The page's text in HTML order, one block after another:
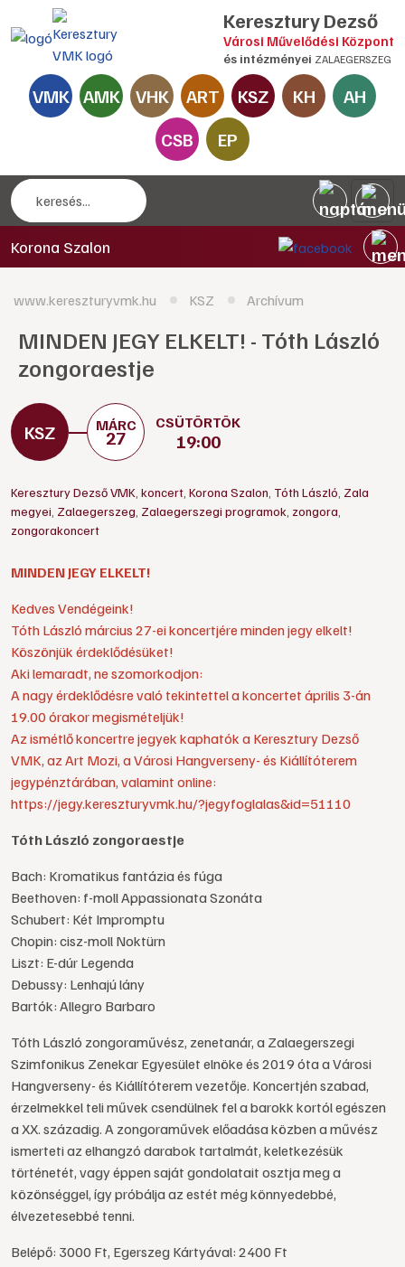
Keresztury Dezső
Városi Művelődési Központ
és intézményei ZALAEGERSZEG
VMK AMK VHK ART KSZ KH
AH
CSB
EP
Korona Szalon
www.kereszturyvmk.hu KSZ Archívum
MINDEN JEGY ELKELT! - Tóth László
zongoraestje
MÁRC
27
CSÜTÖRTÖK
19:00
Keresztury Dezső VMK koncert Korona Szalon Tóth László Zala
megyei Zalaegerszeg Zalaegerszegi programok zongora
zongorakoncert
MINDEN JEGY ELKELT!
Kedves Vendégeink!
Tóth László március 27-ei koncertjére minden jegy elkelt!
Köszönjük érdeklődésüket!
Aki lemaradt, ne szomorkodjon:
A nagy érdeklődésre való tekintettel a koncertet április 3-án
19.00 órakor megismételjük!
Az ismétlő koncertre jegyek kaphatók a Keresztury Dezső
VMK, az Art Mozi, a Városi Hangverseny- és Kiállítóterem
jegypénztárában, valamint online:
https://jegy.kereszturyvmk.hu/?jegyfoglalas&id=51110
Tóth László zongoraestje
Bach: Kromatikus fantázia és fúga
Beethoven: f-moll Appassionata Szonáta
Schubert: Két Impromptu
Chopin: cisz-moll Noktürn
Liszt: E-dúr Legenda
Debussy: Lenhajú lány
Bartók: Allegro Barbaro
Tóth László zongoraművész, zenetanár, a Zalaegerszegi
Szimfonikus Zenekar Egyesület elnöke és 2019 óta a Városi
Hangverseny- és Kiállítóterem vezetője. Koncertjén szabad,
érzelmekkel teli művek csendülnek fel a barokk kortól egészen
a XX. századig. A zongoraművek előadása közben a művész
ismerteti az elhangzó darabok tartalmát, keletkezésük
történetét, vagy éppen saját gondolatait osztja meg a
közönséggel, így próbálja az estét még könnyedebbé,
élvezetesebbé tenni.
Belépő: 3000 Ft, Egerszeg Kártyával: 2400 Ft